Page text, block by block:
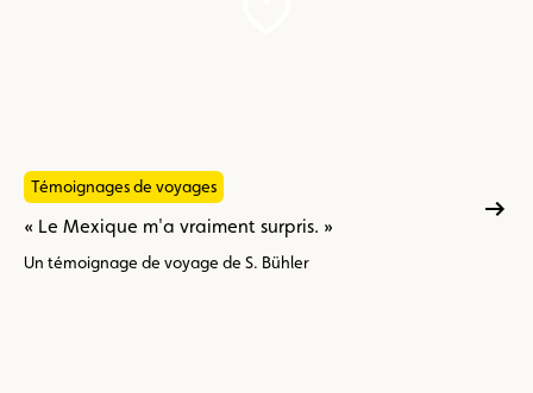
Témoignages de voyages
« Le Mexique m'a vraiment surpris. »
Un témoignage de voyage de S. Bühler